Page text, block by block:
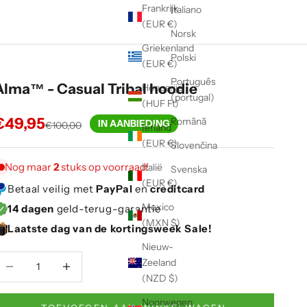
Frankrijk
(EUR €)
Griekenland
(EUR €)
Hongarije
(HUF Ft)
Ierland
(EUR €)
Italië
(EUR €)
Mexico
(MXN $)
Nieuw-
Zeeland
(NZD $)
Noorwegen
Italiano
Norsk
Polski
Português
(portugal)
Română
Slovenčina
Svenska
- Casual Tribal hoodie
Normale prijs
€100,00 IN AANBIEDING
Nog maar2stuks op voorraad!
Betaal veilig met PayPal encreditcard
14 dagen geld-terug-garantie
Laatste dag van de kortingsweek Sale!